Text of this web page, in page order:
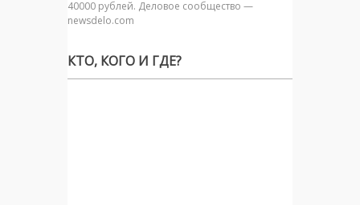
40000 рублей. Деловое сообщество —
newsdelo.com
КТО, КОГО И ГДЕ?